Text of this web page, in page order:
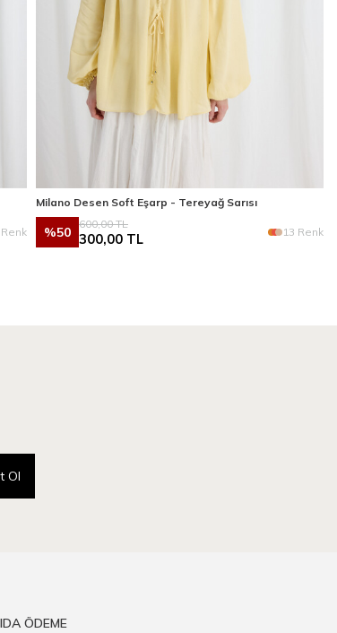
Renk
Milano Desen Soft Eşarp - Tereyağ Sarısı
%50
600,00TL
300,00 TL 13 Renk
Ol
ÖDEME